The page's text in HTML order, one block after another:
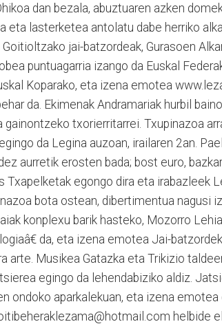
dan bezala, abuztuaren azken
eta lasterketea antolatu dabe herriko
jai-batzordeak, Gurasoen
puntuagarria izango da Euskal
Koparako, eta izena emotea
da. Ekimenak Andramariak hurbil
gainontzeko txorierritarrei. Txupinazoa
da Legina auzoan, irailaren 2an.
aurretik erosten bada; bost euro,
Txapelketak egongo dira eta irabazleek
bota ostean, dibertimentua nagusi
konplexu barik hasteko, Mozorro
da, eta izena emotea Jai-
arte. Musikea Gatazka eta Trikizio
egingo da lehendabiziko aldiz.
ondoko aparkalekuan, eta izena emotea
helbide